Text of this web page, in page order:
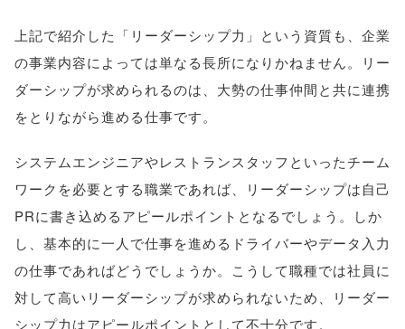
上記で紹介した「リーダーシップ力」という資質も、企業
の事業内容によっては単なる長所になりかねません。リー
ダーシップが求められるのは、大勢の仕事仲間と共に連携
をとりながら進める仕事です。
システムエンジニアやレストランスタッフといったチーム
ワークを必要とする職業であれば、リーダーシップは自己
PRに書き込めるアピールポイントとなるでしょう。しか
し、基本的に一人で仕事を進めるドライバーやデータ入力
の仕事であればどうでしょうか。こうして職種では社員に
対して高いリーダーシップが求められないため、リーダー
シップ力はアピールポイントとして不十分です。